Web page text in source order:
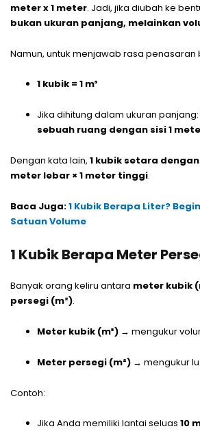
meter x 1 meter. Jadi, jika diubah ke
bukan ukuran panjang, melainkan
Namun, untuk menjawab rasa penasaran
1 kubik = 1 m³
Jika dihitung dalam ukuran panjang:
sebuah ruang dengan sisi 1
Dengan kata lain, 1 kubik setara
meter lebar × 1 meter tinggi.
Baca Juga:1 Kubik Berapa Liter?
Satuan Volume
1 Kubik Berapa Meter
Banyak orang keliru antara meter kubik
persegi (m²).
Meter kubik (m³) → mengukur
Meter persegi (m²) → mengukur
Contoh:
Jika Anda memiliki lantai seluas 10